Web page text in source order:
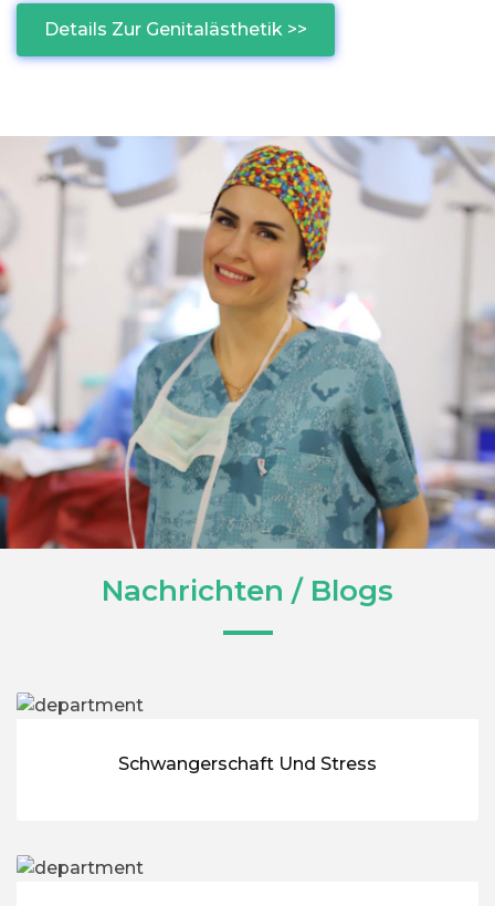
Details Zur Genitalästhetik >>
Nachrichten / Blogs
Schwangerschaft Und Stress